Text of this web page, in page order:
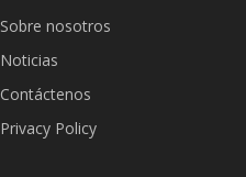
Sobre nosotros
Noticias
Contáctenos
Privacy Policy